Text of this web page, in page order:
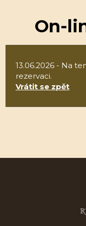
On-
13.06.2026 - Na
rezervaci.
Vrátit se zpět